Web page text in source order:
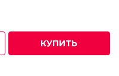
КУПИТЬ